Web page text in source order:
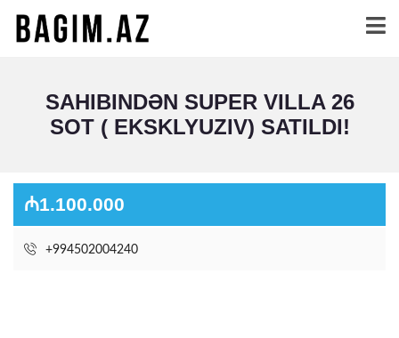
SAHIBINDƏN SUPER VILLA 26
SOT( EKSKLYUZIV) SATILDI!
₼1.100.000
+994502004240